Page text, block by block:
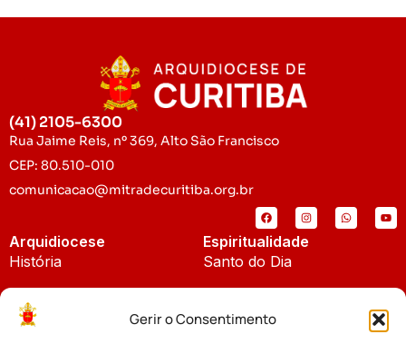
Gerir o Consentimento
(41) 2105-6300
Rua Jaime Reis, nº 369, Alto São Francisco
CEP: 80.510-010
comunicacao@mitradecuritiba.org.br
Arquidiocese
História
Padroeira
Espiritualidade
Santo do Dia